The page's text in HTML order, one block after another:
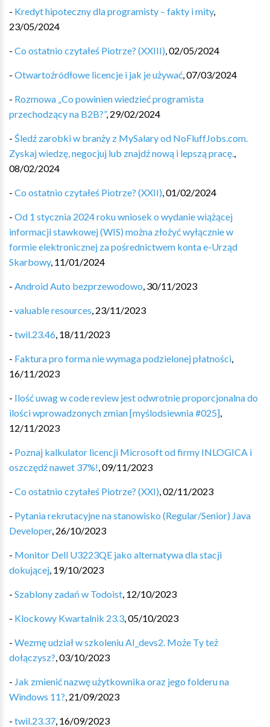
- Kredyt hipoteczny dla programisty – fakty i mity,
23/05/2024
- Co ostatnio czytałeś Piotrze? (XXIII),02/05/2024
- Otwartoźródłowe licencje i jak je używać,07/03/2024
- Rozmowa „Co powinien wiedzieć programista
przechodzący na B2B?”, 29/02/2024
- Śledź zarobki w branży z MySalary od NoFluffJobs.com.
Zyskaj wiedzę, negocjuj lub znajdź nową i lepszą pracę.,
08/02/2024
- Co ostatnio czytałeś Piotrze? (XXII),01/02/2024
- Od 1 stycznia 2024 roku wniosek o wydanie wiążącej
informacji stawkowej (WIS) można złożyć wyłącznie w
formie elektronicznej za pośrednictwem konta e-Urząd
Skarbowy, 11/01/2024
- Android Auto bezprzewodowo, 30/11/2023
- valuable resources, 23/11/2023
- twil.23.46, 18/11/2023
- Faktura pro forma nie wymaga podzielonej płatności,
16/11/2023
- Ilość uwag w code review jest odwrotnie proporcjonalna do
ilości wprowadzonych zmian [myślodsiewnia #025],
12/11/2023
- Poznaj kalkulator licencji Microsoft od firmy INLOGICA i
oszczędź nawet 37%!,09/11/2023
- Co ostatnio czytałeś Piotrze? (XXI),02/11/2023
- Pytania rekrutacyjne na stanowisko (Regular/Senior) Java
Developer, 26/10/2023
- Monitor Dell U3223QE jako alternatywa dla stacji
dokującej, 19/10/2023
- Szablony zadań w Todoist, 12/10/2023
- Klockowy Kwartalnik 23.3,05/10/2023
- Wezmę udział w szkoleniu AI_devs2. Może Ty też
dołączysz?,03/10/2023
- Jak zmienić nazwę użytkownika oraz jego folderu na
Windows 11?, 21/09/2023
- twil.23.37, 16/09/2023